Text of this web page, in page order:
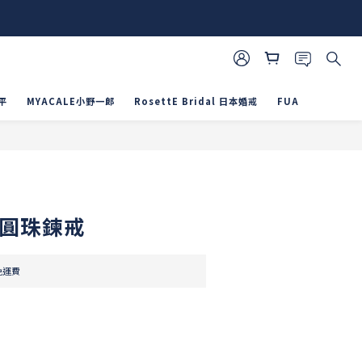
MYACALE小野一郎 RosettE Bridal 日本婚戒 FUA
珠鍊戒
運費